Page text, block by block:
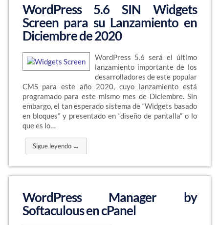
WordPress 5.6 SIN Widgets
Screen para su Lanzamiento en
Diciembre de 2020
WordPress 5.6 será el último
lanzamiento importante de los
desarrolladores de este popular
CMS para este año 2020, cuyo lanzamiento está
programado para este mismo mes de Diciembre. Sin
embargo, el tan esperado sistema de “Widgets basado
en bloques” y presentado en “diseño de pantalla” o lo
que es lo…
Sigue leyendo →
WordPress Manager by
Softaculous en cPanel